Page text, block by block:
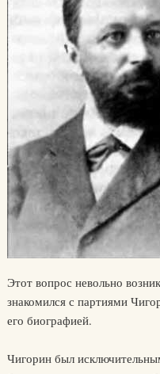
Этот вопрос невольно
знакомился с партиями
его биографией.
Чигорин был